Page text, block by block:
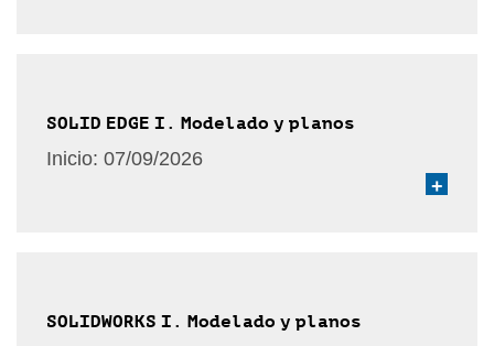
SOLID EDGE I. Modelado y planos
Inicio: 07/09/2026
+
SOLIDWORKS I. Modelado y planos